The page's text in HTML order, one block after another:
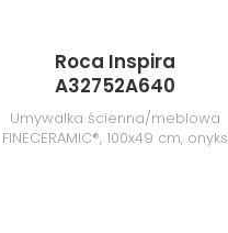
Roca Inspira
A32752A640
Umywalka ścienna/meblowa
FINECERAMIC®, 100x49 cm, onyks